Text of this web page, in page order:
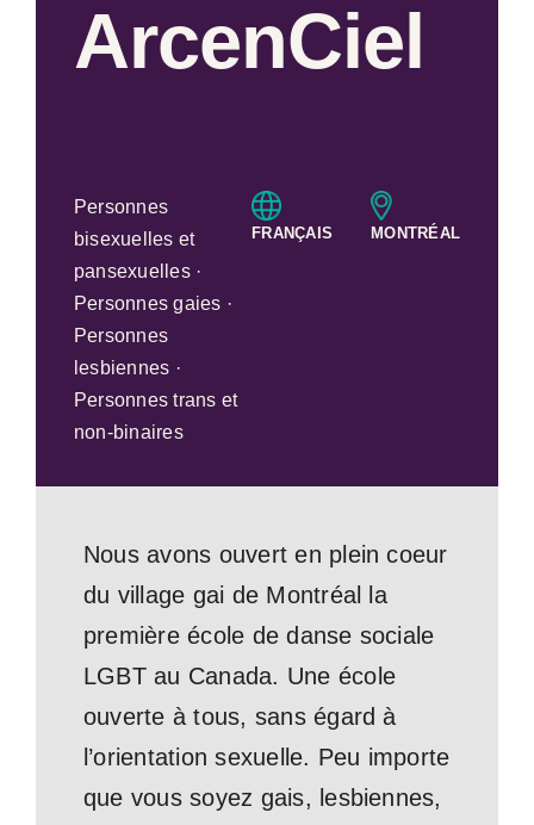
ArcenCiel
Personnes
bisexuelles et
pansexuelles ·
Personnes gaies ·
Personnes
lesbiennes ·
Personnes trans et
non-binaires
FRANÇAIS MONTRÉAL
Nous avons ouvert en plein coeur
du village gai de Montréal la
première école de danse sociale
LGBT au Canada. Une école
ouverte à tous, sans égard à
l’orientation sexuelle. Peu importe
que vous soyez gais, lesbiennes,